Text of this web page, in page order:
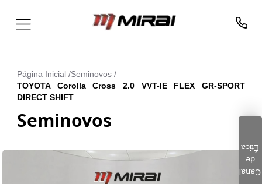
Página Inicial /Seminovos /
TOYOTA Corolla Cross 2.0 VVT-IE FLEX GR-SPORT
DIRECT SHIFT
Seminovos
Canal
de
Ética
Clique aqui e preencha o
formulário. Este é um